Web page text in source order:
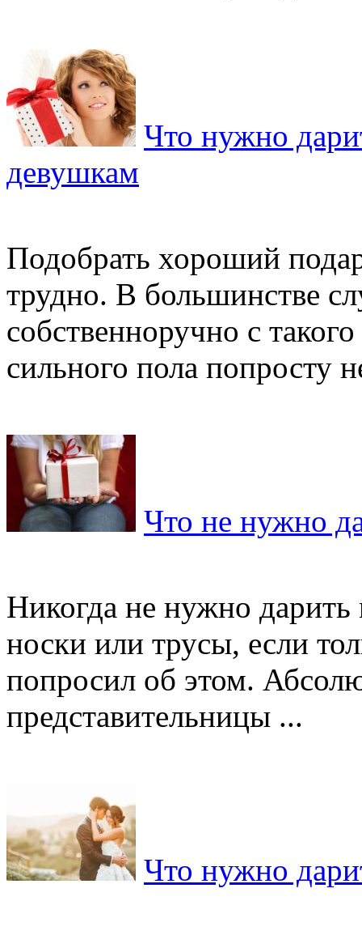
Что нужно
девушкам
Подобрать хороший
трудно. В большинстве
собственноручно с
сильного пола попросту
Что не нужно
Никогда не нужно
носки или трусы, если
попросил об этом.
представительницы ...
Что нужно